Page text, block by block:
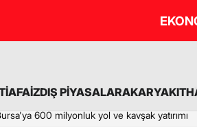
FAİZDIŞ PİYASALARAKARYAKIT
600 milyonluk yol ve kavşak yatırımı